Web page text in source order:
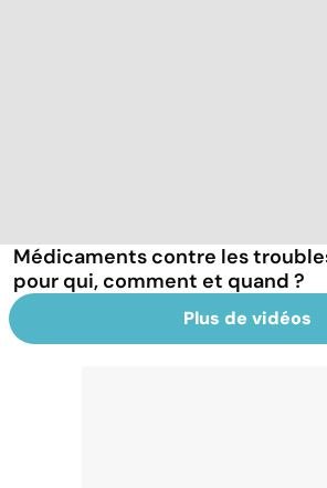
Médicaments contre les
pour qui, comment et quand ?
Plus de vidéos